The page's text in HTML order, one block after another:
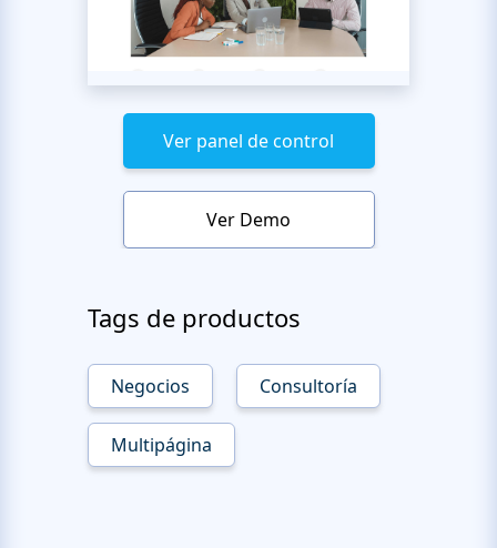
Ver panel de control
Ver Demo
Tags de productos
Negocios Consultoría
Multipágina